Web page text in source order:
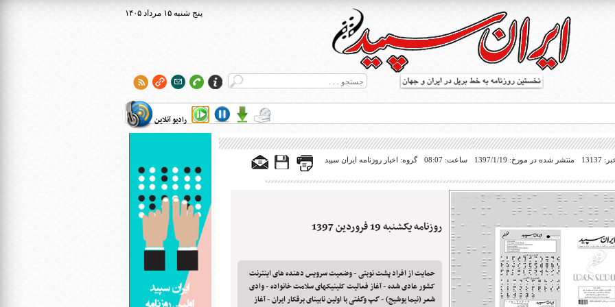
۱۴۰۵ پنج شنبه ۱۵ مرداد
رادیو آنلاین
بریل در جهان
منتشر شده در مورخ: 1397/1/19 ساعت: 08:07 گروه: اخبار روزنامه ایران سپید
روزنامه یکشنبه 19 فروردین 1397
حمایت از افراد پشت نوبتی - وضعیت سرویس دهنده های اینترنت
کشور عادی شده - آغاز فعالیت کلینیکهای سلامت خانواده - وادی
شعر (نیما یوشیج) - گپ وگفتی با اولین نابینای برقکار ایران - آغاز